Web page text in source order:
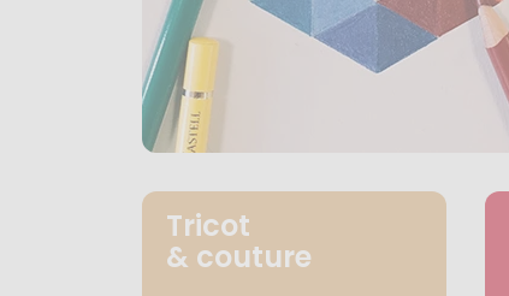
Tricot
& couture